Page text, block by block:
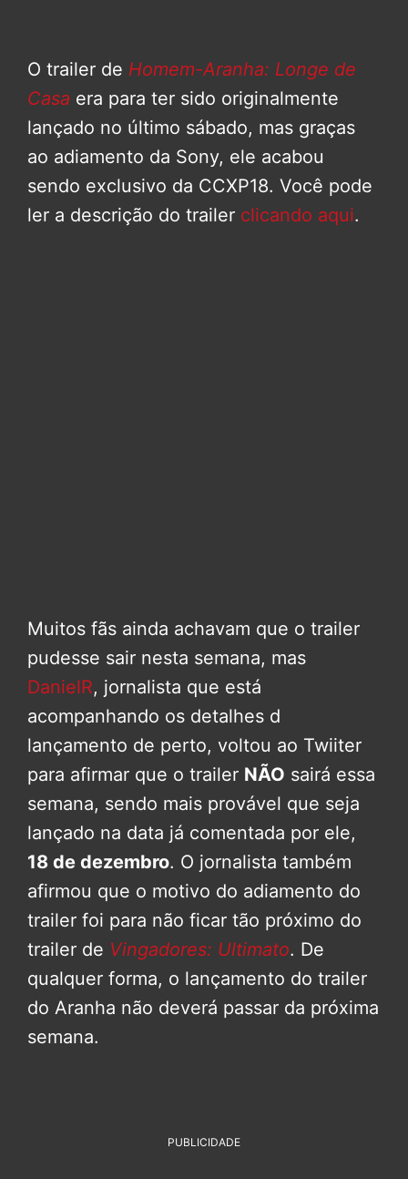
O trailer de Homem-Aranha: Longe de
Casa era para ter sido originalmente
lançado no último sábado, mas graças
ao adiamento da Sony, ele acabou
sendo exclusivo da CCXP18. Você pode
ler a descrição do trailer clicando aqui.
Muitos fãs ainda achavam que o trailer
pudesse sair nesta semana, mas
DanielR, jornalista que está
acompanhando os detalhes d
lançamento de perto, voltou ao Twiiter
para afirmar que o trailer NÃO sairá essa
semana, sendo mais provável que seja
lançado na data já comentada por ele,
18 de dezembro. O jornalista também
afirmou que o motivo do adiamento do
trailer foi para não ficar tão próximo do
trailer de Vingadores: Ultimato. De
qualquer forma, o lançamento do trailer
do Aranha não deverá passar da próxima
semana.
PUBLICIDADE